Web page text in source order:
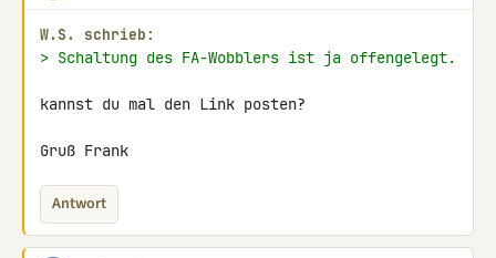
W.S. schrieb:
> Schaltung des FA-Wobblers ist ja offengelegt.
kannst du mal den Link posten?
Gruß Frank
Antwort